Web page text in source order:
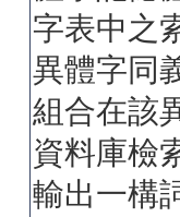
字表中之
異體字同
組合在該
資料庫檢
輸出一構